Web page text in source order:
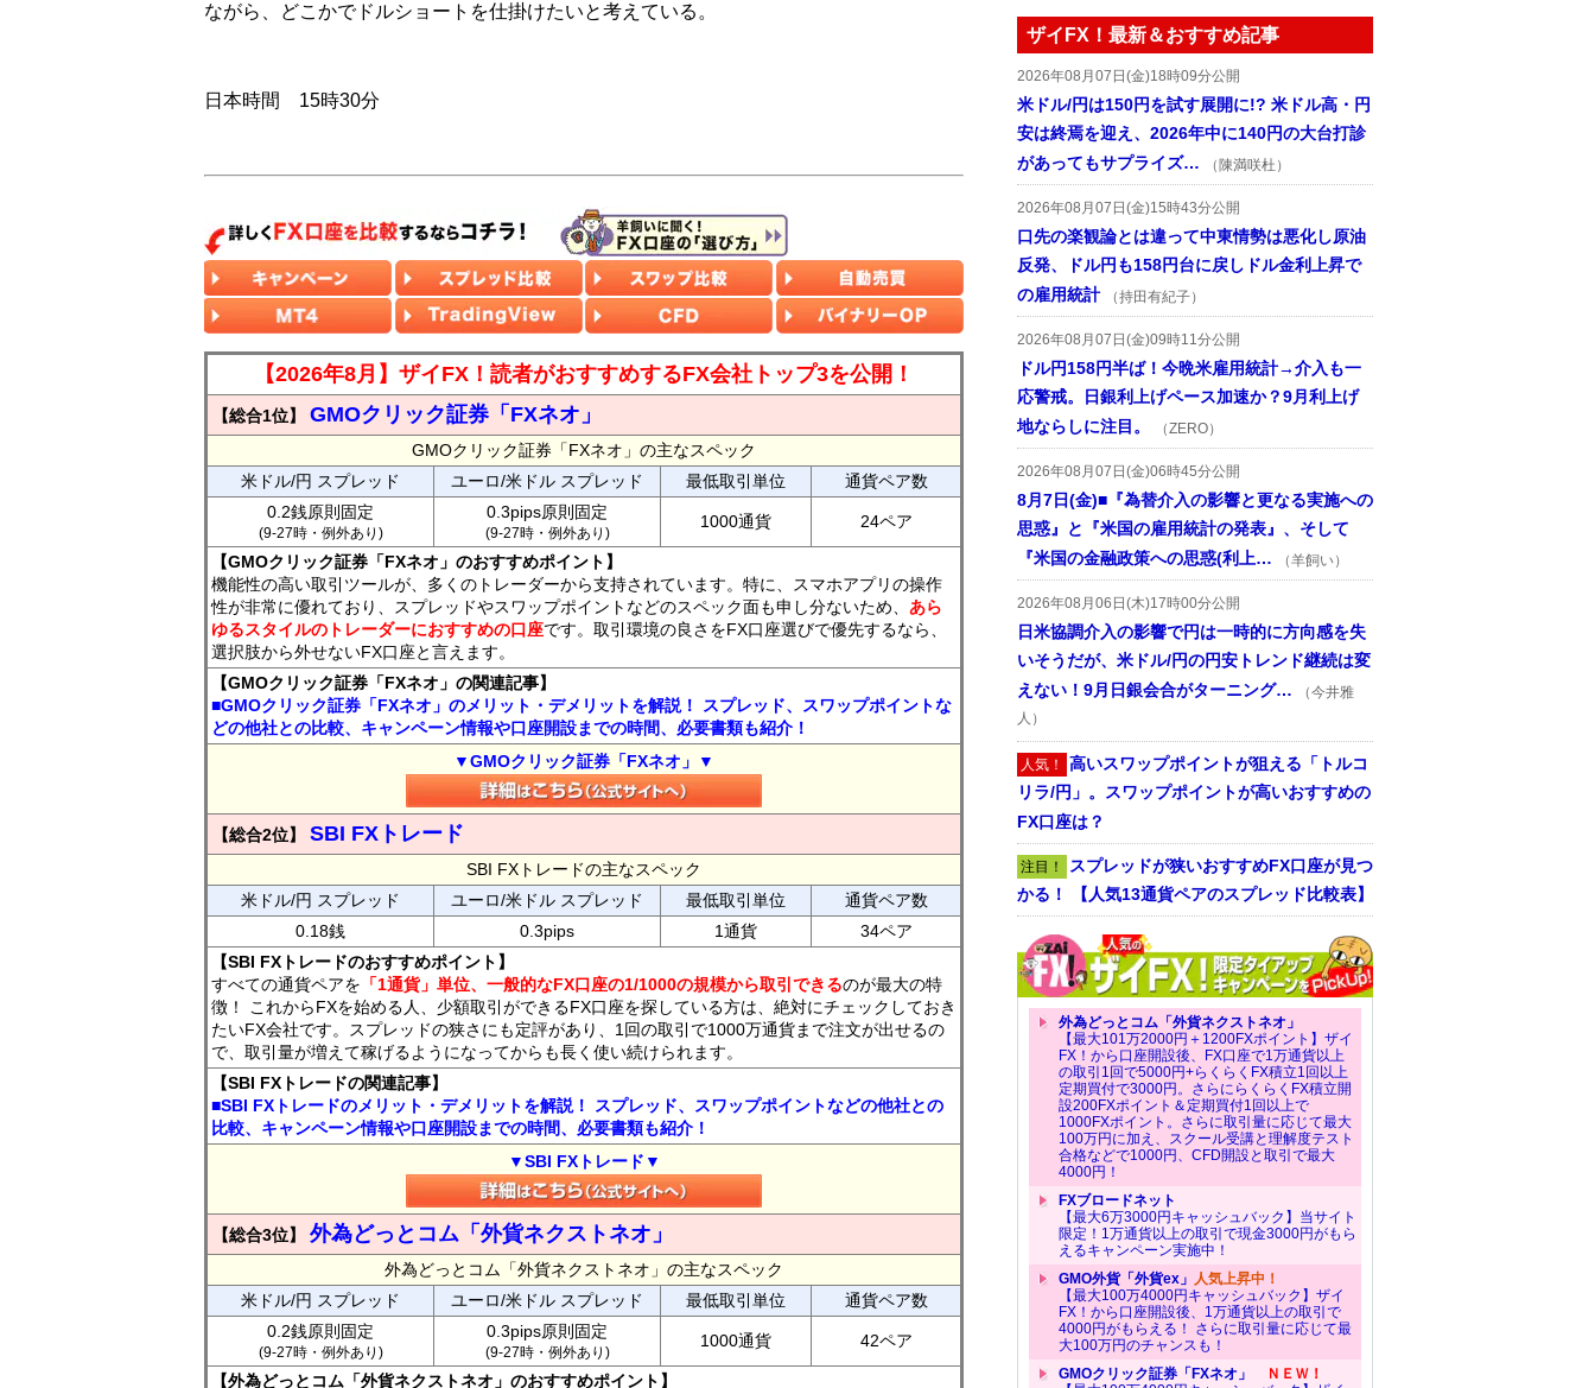
ながら、どこかでドルショートを仕掛けたいと考えている。
日本時間 15時30分
【2026年8月】ザイFX！読者がおすすめするFX会社トップ3を公開！
【総合1位】 GMOクリック証券「FXネオ」
GMOクリック証券「FXネオ」の主なスペック
米ドル/円 スプレッド
ユーロ/米ドル スプレッド 最低取引単位
通貨ペア数
0.2銭原則固定
(9-27時・例外あり)
0.3pips原則固定
(9-27時・例外あり)
1000通貨 24ペア
【GMOクリック証券「FXネオ」のおすすめポイント】
機能性の高い取引ツールが、多くのトレーダーから支持されています。特に、スマホアプリの操作
性が非常に優れており、スプレッドやスワップポイントなどのスペック面も申し分ないため、 あら
ゆるスタイルのトレーダーにおすすめの口座です。取引環境の良さをFX口座選びで優先するなら、
選択肢から外せないFX口座と言えます。
【GMOクリック証券「FXネオ」の関連記事】
■GMOクリック証券「FXネオ」のメリット・デメリットを解説！ スプレッド、スワップポイントな
どの他社との比較、キャンペーン情報や口座開設までの時間、必要書類も紹介！
▼GMOクリック証券「FXネオ」▼
【総合2位】 SBI FXトレード
SBI FXトレードの主なスペック
米ドル/円 スプレッド
ユーロ/米ドル スプレッド 最低取引単位
通貨ペア数
0.18銭
0.3pips 1通貨
34ペア
【SBI FXトレードのおすすめポイント】
すべての通貨ペアを 「1通貨」単位、一般的なFX口座の1/1000の規模から取引できるのが最大の特
徴！ これからFXを始める人、少額取引ができるFX口座を探している方は、絶対にチェックしておき
たいFX会社です。スプレッドの狭さにも定評があり、1回の取引で1000万通貨まで注文が出せるの
で、取引量が増えて稼げるようになってからも長く使い続けられます。
【SBI FXトレードの関連記事】
■SBI FXトレードのメリット・デメリットを解説！ スプレッド、スワップポイントなどの他社との
比較、キャンペーン情報や口座開設までの時間、必要書類も紹介！
▼SBI FXトレード▼
【総合3位】 外為どっとコム「外貨ネクストネオ」
外為どっとコム「外貨ネクストネオ」の主なスペック
米ドル/円 スプレッド
ユーロ/米ドル スプレッド 最低取引単位
通貨ペア数
0.2銭原則固定
(9-27時・例外あり)
0.3pips原則固定
(9-27時・例外あり)
1000通貨 42ペア
【外為どっとコム「外貨ネクストネオ」のおすすめポイント】
ザイFX！最新＆おすすめ記事
2026年08月07日(金)18時09分公開
米ドル/円は150円を試す展開に!? 米ドル高・円
安は終焉を迎え、2026年中に140円の大台打診
があってもサプライズ…
（陳満咲杜）
2026年08月07日(金)15時43分公開
口先の楽観論とは違って中東情勢は悪化し原油
反発、ドル円も158円台に戻しドル金利上昇で
の雇用統計
（持田有紀子）
2026年08月07日(金)09時11分公開
ドル円158円半ば！今晩米雇用統計→介入も一
応警戒。日銀利上げペース加速か？9月利上げ
地ならしに注目。
（ZERO）
2026年08月07日(金)06時45分公開
8月7日(金)■『為替介入の影響と更なる実施への
思惑』と『米国の雇用統計の発表』、そして
『米国の金融政策への思惑(利上…
（羊飼い）
2026年08月06日(木)17時00分公開
日米協調介入の影響で円は一時的に方向感を失
いそうだが、米ドル/円の円安トレンド継続は変
えない！9月日銀会合がターニング…
（今井雅
人）
人気！ 高いスワップポイントが狙える「トルコ
リラ/円」。スワップポイントが高いおすすめの
FX口座は？
注目！ スプレッドが狭いおすすめFX口座が見つ
かる！ 【人気13通貨ペアのスプレッド比較表】
外為どっとコム「外貨ネクストネオ」
【最大101万2000円＋1200FXポイント】ザイ
FX！から口座開設後、FX口座で1万通貨以上
の取引1回で5000円+らくらくFX積立1回以上
定期買付で3000円。さらにらくらくFX積立開
設200FXポイント＆定期買付1回以上で
1000FXポイント。さらに取引量に応じて最大
100万円に加え、スクール受講と理解度テスト
合格などで1000円、CFD開設と取引で最大
4000円！
FXブロードネット
【最大6万3000円キャッシュバック】当サイト
限定！1万通貨以上の取引で現金3000円がもら
えるキャンペーン実施中！
GMO外貨「外貨ex」 人気上昇中！
【最大100万4000円キャッシュバック】ザイ
FX！から口座開設後、1万通貨以上の取引で
4000円がもらえる！ さらに取引量に応じて最
大100万円のチャンスも！
GMOクリック証券「FXネオ」
ＮＥＷ！